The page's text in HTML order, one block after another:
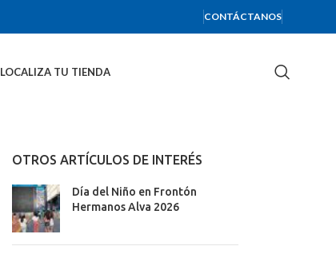
CONTÁCTANOS
LOCALIZA TU TIENDA
OTROS ARTÍCULOS DE INTERÉS
Día del Niño en Frontón
Hermanos Alva 2026